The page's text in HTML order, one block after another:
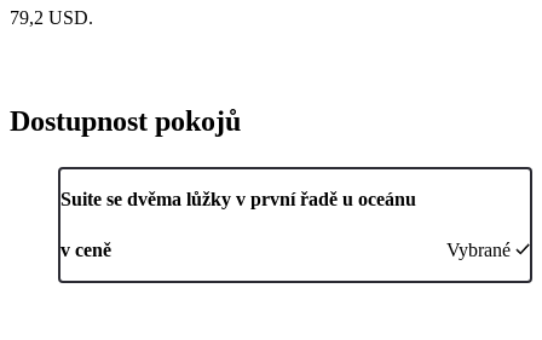
79,2 USD.
Dostupnost pokojů
Suite se dvěma lůžky v první řadě u oceánu
v ceně Vybrané